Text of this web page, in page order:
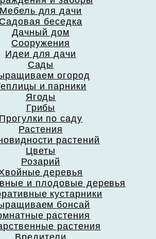
Мебель для дачи
Садовая беседка
Дачный дом
Сооружения
Идеи для дачи
Сады
огород
и парники
Ягоды
Грибы
Прогулки по саду
Растения
растений
Цветы
Розарий
деревья
и плодовые деревья
кустарники
бонсай
растения
растения
Вредители